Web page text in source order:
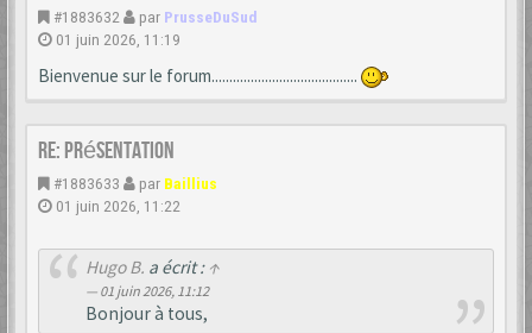
#1883632 par PrusseDuSud
01 juin 2026, 11:19
Bienvenue sur le forum.........................................
Re: Présentation
#1883633 par Baillius
01 juin 2026, 11:22
Hugo B. a écrit : ↑
01 juin 2026, 11:12
Bonjour à tous,